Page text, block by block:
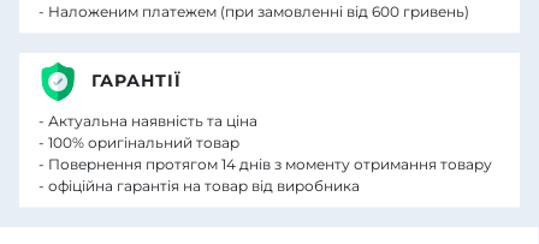
- Наложеним платежем (при замовленні від 600 гривень)
ГАРАНТІЇ
- Актуальна наявність та ціна
- 100% оригінальний товар
- Повернення протягом 14 днів з моменту отримання товару
- офіційна гарантія на товар від виробника